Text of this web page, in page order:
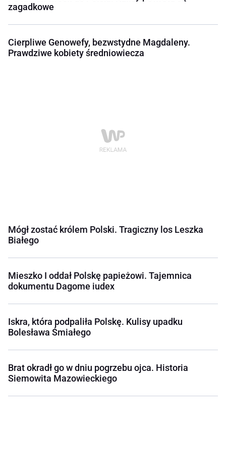
zagadkowe
Cierpliwe Genowefy, bezwstydne Magdaleny.
Prawdziwe kobiety średniowiecza
Mógł zostać królem Polski. Tragiczny los Leszka
Białego
Mieszko I oddał Polskę papieżowi. Tajemnica
dokumentu Dagome iudex
Iskra, która podpaliła Polskę. Kulisy upadku
Bolesława Śmiałego
Brat okradł go w dniu pogrzebu ojca. Historia
Siemowita Mazowieckiego